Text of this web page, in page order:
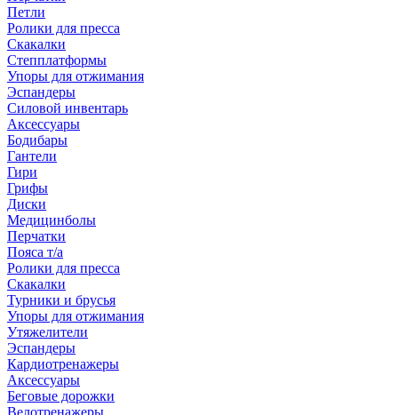
Петли
Ролики для пресса
Скакалки
Степплатформы
Упоры для отжимания
Эспандеры
Силовой инвентарь
Аксессуары
Бодибары
Гантели
Гири
Грифы
Диски
Медицинболы
Перчатки
Пояса т/а
Ролики для пресса
Скакалки
Турники и брусья
Упоры для отжимания
Утяжелители
Эспандеры
Кардиотренажеры
Аксессуары
Беговые дорожки
Велотренажеры